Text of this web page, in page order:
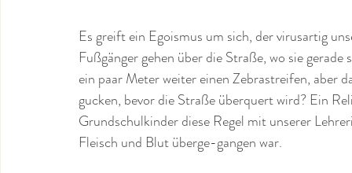
Es greift ein Egoismus um sich, der virusartig
Fußgänger gehen über die Straße, wo sie
ein paar Meter weiter einen Zebrastreifen, aber
gucken, bevor die Straße überquert wird? Ein
Grundschulkinder diese Regel mit unserer
Fleisch und Blut überge-gangen war.